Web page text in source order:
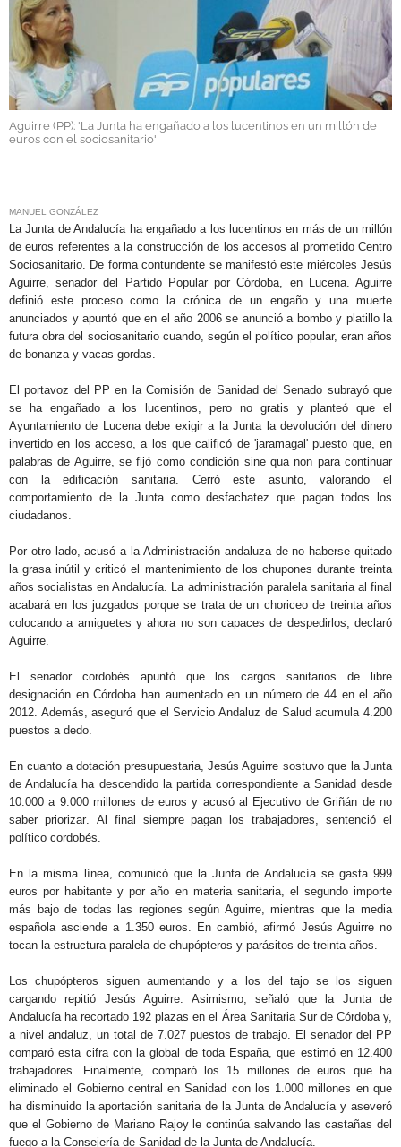
Aguirre (PP): 'La Junta ha engañado a los lucentinos en un millón de
euros con el sociosanitario'
MANUEL GONZÁLEZ
La Junta de Andalucía ha engañado a los lucentinos en más de un millón
de euros referentes a la construcción de los accesos al prometido Centro
Sociosanitario. De forma contundente se manifestó este miércoles Jesús
Aguirre, senador del Partido Popular por Córdoba, en Lucena. Aguirre
definió este proceso como la crónica de un engaño y una muerte
anunciados y apuntó que en el año 2006 se anunció a bombo y platillo la
futura obra del sociosanitario cuando, según el político popular, eran años
de bonanza y vacas gordas.
El portavoz del PP en la Comisión de Sanidad del Senado subrayó que
se ha engañado a los lucentinos, pero no gratis y planteó que el
Ayuntamiento de Lucena debe exigir a la Junta la devolución del dinero
invertido en los acceso, a los que calificó de 'jaramagal' puesto que, en
palabras de Aguirre, se fijó como condición sine qua non para continuar
con la edificación sanitaria. Cerró este asunto, valorando el
comportamiento de la Junta como desfachatez que pagan todos los
ciudadanos.
Por otro lado, acusó a la Administración andaluza de no haberse quitado
la grasa inútil y criticó el mantenimiento de los chupones durante treinta
años socialistas en Andalucía. La administración paralela sanitaria al final
acabará en los juzgados porque se trata de un choriceo de treinta años
colocando a amiguetes y ahora no son capaces de despedirlos, declaró
Aguirre.
El senador cordobés apuntó que los cargos sanitarios de libre
designación en Córdoba han aumentado en un número de 44 en el año
2012. Además, aseguró que el Servicio Andaluz de Salud acumula 4.200
puestos a dedo.
En cuanto a dotación presupuestaria, Jesús Aguirre sostuvo que la Junta
de Andalucía ha descendido la partida correspondiente a Sanidad desde
10.000 a 9.000 millones de euros y acusó al Ejecutivo de Griñán de no
saber priorizar. Al final siempre pagan los trabajadores, sentenció el
político cordobés.
En la misma línea, comunicó que la Junta de Andalucía se gasta 999
euros por habitante y por año en materia sanitaria, el segundo importe
más bajo de todas las regiones según Aguirre, mientras que la media
española asciende a 1.350 euros. En cambió, afirmó Jesús Aguirre no
tocan la estructura paralela de chupópteros y parásitos de treinta años.
Los chupópteros siguen aumentando y a los del tajo se los siguen
cargando repitió Jesús Aguirre. Asimismo, señaló que la Junta de
Andalucía ha recortado 192 plazas en el Área Sanitaria Sur de Córdoba y,
a nivel andaluz, un total de 7.027 puestos de trabajo. El senador del PP
comparó esta cifra con la global de toda España, que estimó en 12.400
trabajadores. Finalmente, comparó los 15 millones de euros que ha
eliminado el Gobierno central en Sanidad con los 1.000 millones en que
ha disminuido la aportación sanitaria de la Junta de Andalucía y aseveró
que el Gobierno de Mariano Rajoy le continúa salvando las castañas del
fuego a la Consejería de Sanidad de la Junta de Andalucía.